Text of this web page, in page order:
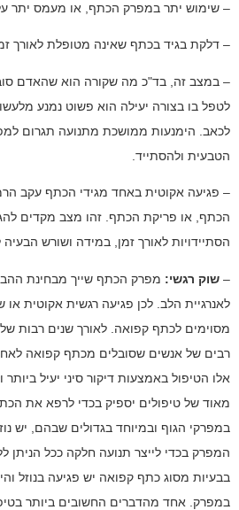
– שימוש יתר במפרק הכתף, או מעמס יתר
– דלקת בגיד בכתף שאינה מטופלת לאורך
– במצב זה, בד"כ מה שקורה הוא שהאדם
לטפל בו בצורה יעילה הוא פשוט נמנע
לכאב. הימנעות ממושכת מתנועה תגרום
הטבעית ולהסתייד.
– פגיעה אקוטית באחד מגידי הכתף עקב
הכתף, או פריקת הכתף. זהו מצב מקדים
הסתיידויות לאורך זמן, במידה ושורש
– שוק רגשי: מפרק הכתף שייך מבחינת
לאנרגיית הלב. לכן פגיעה רגשית אקוטית או
מסוימים לכתף קפואה. לאורך שנים רבות של
רבים של אנשים שסובלים מכתף קפואה
אלו הטיפול באמצעות דיקור סיני יעיל
מאוד של טיפולים יספיק בכדי לרפא את
במפרקי הגוף ובמיוחד בגדולים שבהם, יש
המפרק בכדי לייצר תנועה חלקה ככל הניתן
בבעיות מסוג כתף קפואה יש פגיעה בנוזל
במפרק. אחד מהדברים החשובים ביותר